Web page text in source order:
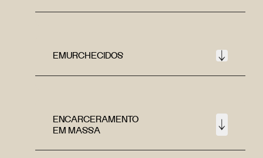
EMURCHECIDOS
ENCARCERAMENTO
EM MASSA